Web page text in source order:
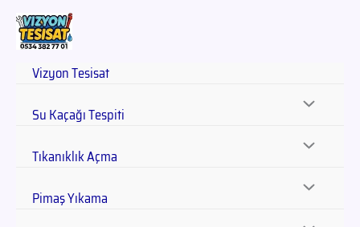
Vizyon Tesisat
Su Kaçağı Tespiti
Tıkanıklık Açma
Pimaş Yıkama